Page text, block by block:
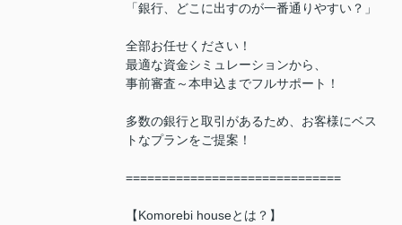
「銀行、どこに出すのが一番通りやすい？」
全部お任せください！
最適な資金シミュレーションから、
事前審査～本申込までフルサポート！
多数の銀行と取引があるため、お客様にベス
トなプランをご提案！
==============================
【Komorebi houseとは？】